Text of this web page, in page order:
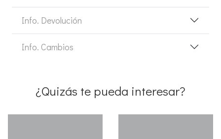
Info. Devolución
Info. Cambios
¿Quizás te pueda interesar?